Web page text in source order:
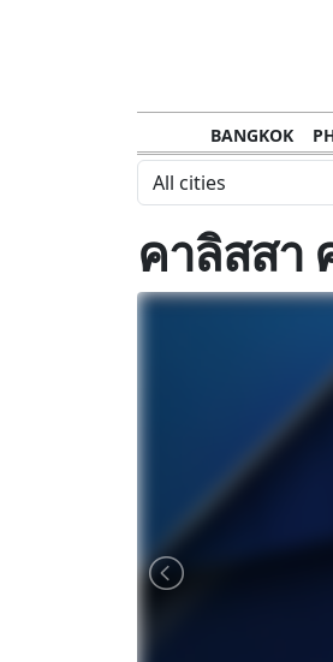
BANGKOK
CHANTHABURI
NAKHON
NAKHON
PRACHUAP
All cities
คาลิสสา